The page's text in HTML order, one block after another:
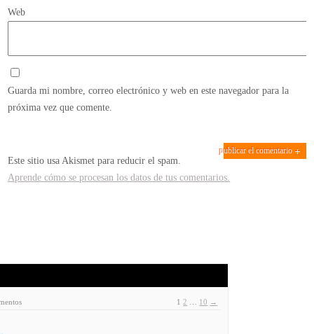
Web
Guarda mi nombre, correo electrónico y web en este navegador para la
próxima vez que comente.
Este sitio usa Akismet para reducir el spam.
Aprende cómo se procesan los datos de tus comentarios.
1 2 10 →